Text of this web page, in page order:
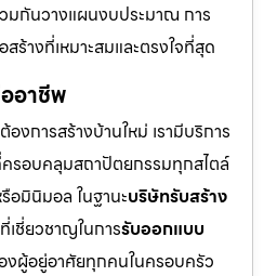
วมกันวางแผนงบประมาณ การ
ร้างที่เหมาะสมและตรงใจที่สุด
อาชีพ
งการสร้างบ้านใหม่ เรามีบริการ
รอบคลุมสถาปัตยกรรมทุกสไตล์
อมินิมอล ในฐานะบริษัทรับสร้าง
เชี่ยวชาญในการรับออกแบบ
งผู้อยู่อาศัยทุกคนในครอบครัว